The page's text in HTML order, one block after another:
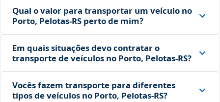
Qual o valor para transportar um veículo no
Porto, Pelotas‑RS perto de mim?
Em quais situações devo contratar o
transporte de veículos no Porto, Pelotas‑RS?
Vocês fazem transporte para diferentes
tipos de veículos no Porto, Pelotas‑RS?